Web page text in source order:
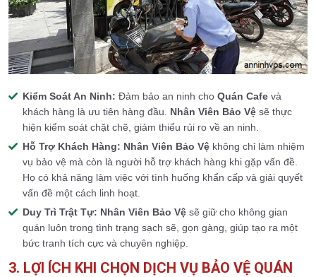
Kiểm Soát An Ninh: Đảm bảo an ninh cho Quán Cafe và
khách hàng là ưu tiên hàng đầu. Nhân Viên Bảo Vệ sẽ thực
hiện kiểm soát chặt chẽ, giảm thiểu rủi ro về an ninh.
Hỗ Trợ Khách Hàng: Nhân Viên Bảo Vệ không chỉ làm nhiệm
vụ bảo vệ mà còn là người hỗ trợ khách hàng khi gặp vấn đề.
Họ có khả năng làm việc với tình huống khẩn cấp và giải quyết
vấn đề một cách linh hoạt.
Duy Trì Trật Tự: Nhân Viên Bảo Vệ sẽ giữ cho không gian
quán luôn trong tình trạng sạch sẽ, gọn gàng, giúp tạo ra một
bức tranh tích cực và chuyên nghiệp.
3. LỢI ÍCH KHI CHỌN DỊCH VỤ BẢO VỆ QUÁN